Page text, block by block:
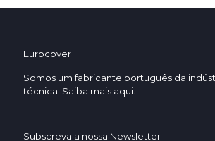
Eurocover
Somos um fabricante português da
técnica. Saiba mais aqui.
Subscreva a nossa Newsletter